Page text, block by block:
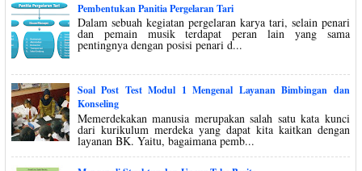
Pembentukan Panitia Pergelaran Tari
Dalam sebuah kegiatan pergelaran karya tari, selain penari
dan pemain musik terdapat peran lain yang sama
pentingnya dengan posisi penari d...
Soal Post Test Modul 1 Mengenal Layanan Bimbingan dan
Konseling
Memerdekakan manusia merupakan salah satu kata kunci
dari kurikulum merdeka yang dapat kita kaitkan dengan
layanan BK. Yaitu, bagaimana pemb...